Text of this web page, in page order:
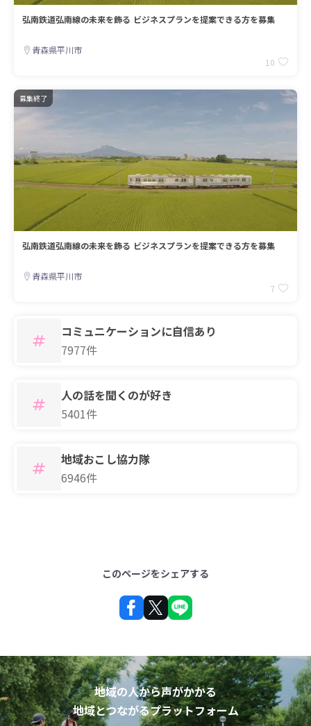
弘南鉄道弘南線の未来を飾る ビジネスプランを提案できる方を募集
青森県平川市
10
募集終了
弘南鉄道弘南線の未来を飾る ビジネスプランを提案できる方を募集
青森県平川市
7
コミュニケーションに自信あり
7977件
人の話を聞くのが好き
5401件
地域おこし協力隊
6946件
このページをシェアする
地域の人から声がかかる
地域とつながるプラットフォーム